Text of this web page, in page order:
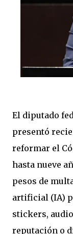
El diputado
presentó
reformar el
hasta nueve
pesos de
artificial (IA)
stickers,
reputación o